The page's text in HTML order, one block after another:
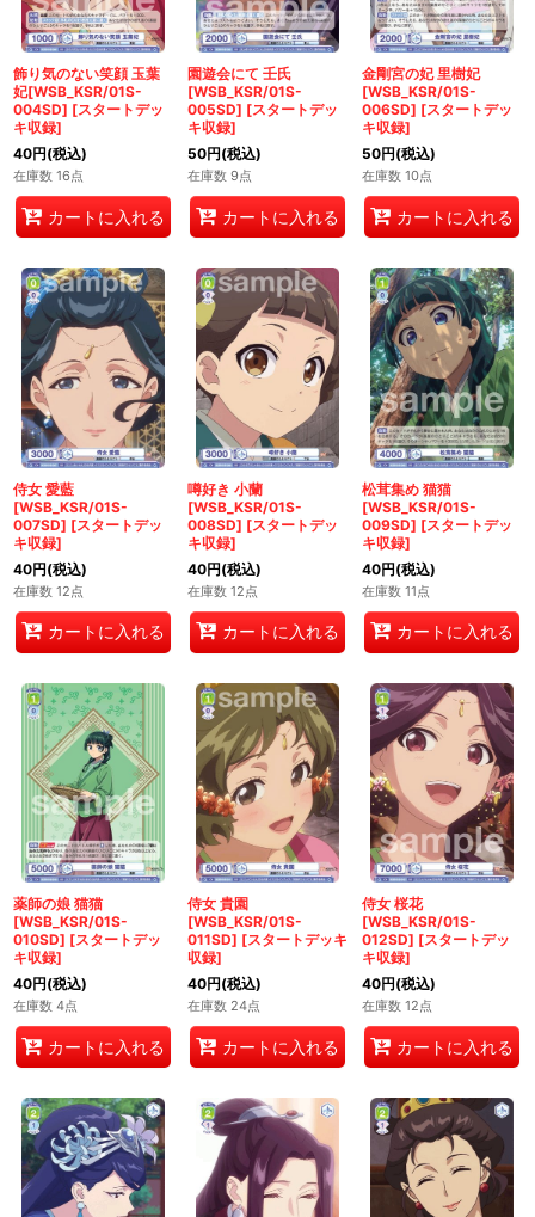
飾り気のない笑顔 玉葉
妃[WSB_KSR/01S-
004SD] [スタートデッ
キ収録]
40円(税込)
在庫数 16点
カートに入れる
園遊会にて 壬氏
[WSB_KSR/01S-
005SD] [スタートデッ
キ収録]
50円(税込)
在庫数 9点
カートに入れる
金剛宮の妃 里樹妃
[WSB_KSR/01S-
006SD] [スタートデッ
キ収録]
50円(税込)
在庫数 10点
カートに入れる
侍女 愛藍
[WSB_KSR/01S-
007SD] [スタートデッ
キ収録]
40円(税込)
在庫数 12点
カートに入れる
噂好き 小蘭
[WSB_KSR/01S-
008SD] [スタートデッ
キ収録]
40円(税込)
在庫数 12点
カートに入れる
松茸集め 猫猫
[WSB_KSR/01S-
009SD] [スタートデッ
キ収録]
40円(税込)
在庫数 11点
カートに入れる
薬師の娘 猫猫
[WSB_KSR/01S-
010SD] [スタートデッ
キ収録]
40円(税込)
在庫数 4点
カートに入れる
侍女 貴園
[WSB_KSR/01S-
011SD] [スタートデッキ
収録]
40円(税込)
在庫数 24点
カートに入れる
侍女 桜花
[WSB_KSR/01S-
012SD] [スタートデッ
キ収録]
40円(税込)
在庫数 12点
カートに入れる